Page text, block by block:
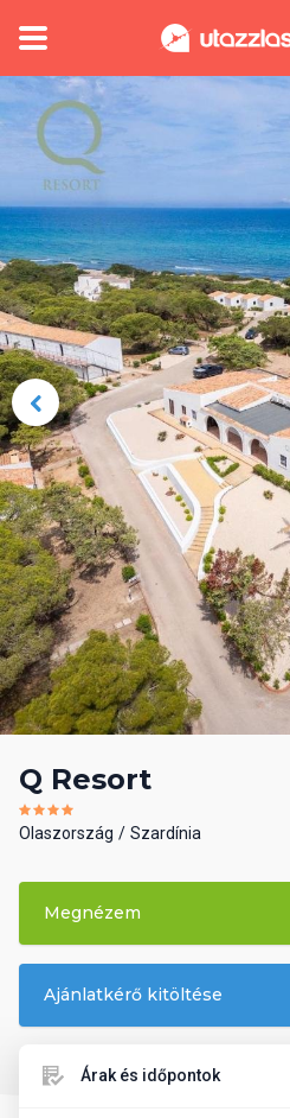
Q Resort
Olaszország Szardínia
Megnézem
Ajánlatkérő kitöltése
Árak és időpontok